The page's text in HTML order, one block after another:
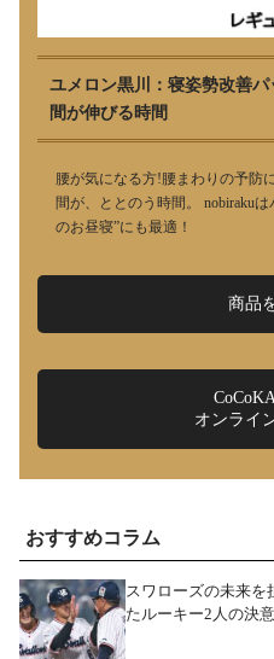
ユメロン黒川：寝姿勢改善
間が伸びる時間
腰が気になる方!腰まわりの予防
間が、ととのう時間。 nobiraku
のお昼寝”にも最適！
商品
オンライ
おすすめコラム
スワローズの未来
たルーキー2人の決